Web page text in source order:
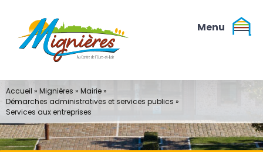
contenu
Accueil » Mignières » Mairie»
Démarches administratives et services publics »
Services aux entreprises